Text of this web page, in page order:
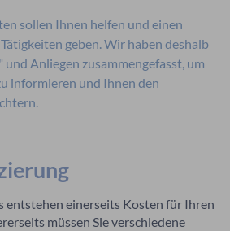
sollen Ihnen helfen und einen
geben. Wir haben deshalb
und Anliegen zusammengefasst, um
informieren und Ihnen den
entstehen einerseits Kosten für Ihren
müssen Sie verschiedene